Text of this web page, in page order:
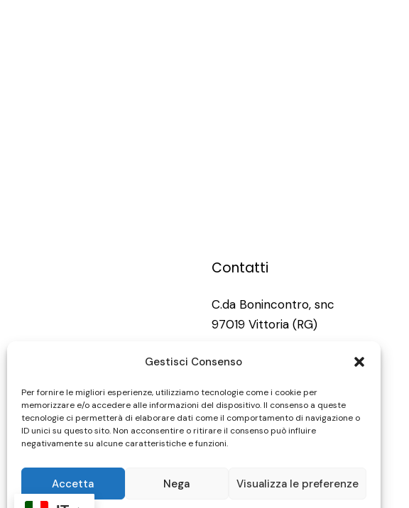
Gestisci Consenso
Per fornire le migliori esperienze, utilizziamo tecnologie come i cookie per
memorizzare e/o accedere alle informazioni del dispositivo. Il consenso a queste
tecnologie ci permetterà di elaborare dati come il comportamento di navigazione o
ID unici su questo sito. Non acconsentire o ritirare il consenso può influire
negativamente su alcune caratteristiche e funzioni.
Accetta Nega Visualizza le preferenze
Contatti
C.da Bonincontro, snc
97019 Vittoria (RG)
info@bonincontro.it
+39 0932 984 311